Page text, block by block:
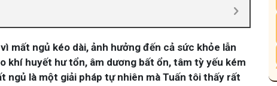
mất ngủ kéo dài, ảnh hưởng đến cả sức khỏe lẫn
khí huyết hư tổn, âm dương bất ổn, tâm tỳ yếu kém
ngủ là một giải pháp tự nhiên mà Tuấn tôi thấy rất